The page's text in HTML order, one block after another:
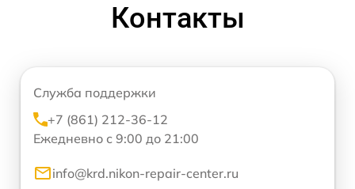
Контакты
Служба поддержки
+7 (861) 212-36-12
Ежедневно с 9:00 до 21:00
info@krd.nikon-repair-center.ru